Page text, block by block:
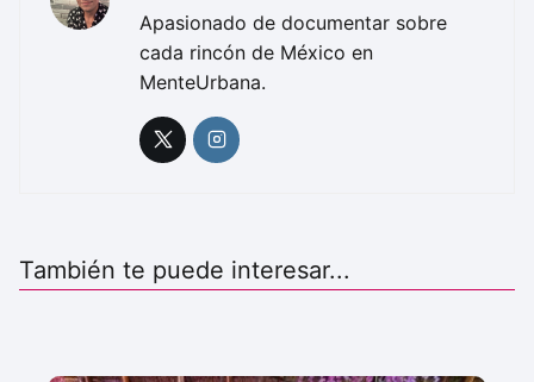
Apasionado de documentar sobre
cada rincón de México en
MenteUrbana.
También te puede interesar...